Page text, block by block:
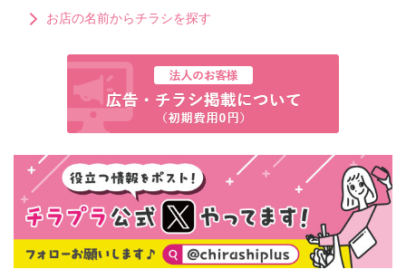
お店の名前からチラシを探す